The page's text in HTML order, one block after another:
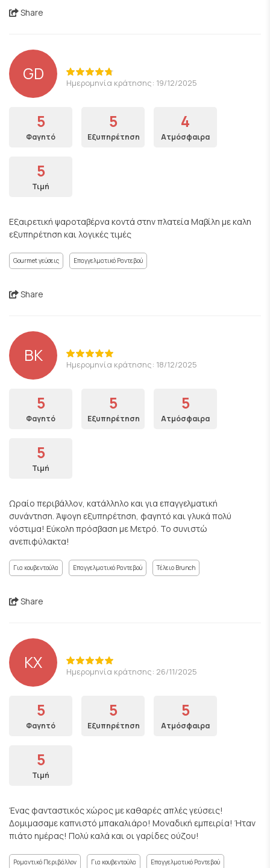
Share
GD Ημερομηνία κράτησης: 19/12/2025
5
Φαγητό
5
Εξυπηρέτηση
4
Ατμόσφαιρα
5
Τιμή
Εξαιρετική ψαροταβέρνα κοντά στην πλατεία Μαβίλη με καλη
εξυπηρέτηση και λογικές τιμές
Gourmet γεύσεις Επαγγελματικό Ραντεβού
Share
ΒΚ Ημερομηνία κράτησης: 18/12/2025
5
Φαγητό
5
Εξυπηρέτηση
5
Ατμόσφαιρα
5
Τιμή
Ωραίο περιβάλλον, κατάλληλο και για επαγγελματική
συνάντηση. Άψογη εξυπηρέτηση, φαγητό και γλυκά πολύ
νόστιμα! Εύκολη πρόσβαση με Μετρό. Το συνιστώ
ανεπιφύλακτα!
Για κουβεντούλα Επαγγελματικό Ραντεβού Τέλειο Brunch
Share
KX Ημερομηνία κράτησης: 26/11/2025
5
Φαγητό
5
Εξυπηρέτηση
5
Ατμόσφαιρα
5
Τιμή
Ένας φανταστικός χώρος με καθαρές απλές γεύσεις!
Δομιμασαμε καπνιστό μπακαλιάρο! Μοναδική εμπειρία! Ήταν
πιάτο ημέρας! Πολύ καλά και οι γαρίδες ούζου!
Ρομαντικό Περιβάλλον Για κουβεντούλα Επαγγελματικό Ραντεβού